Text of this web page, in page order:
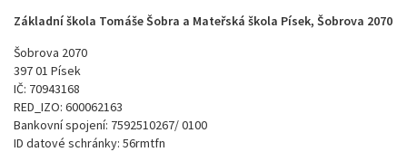
Základní škola Tomáše Šobra a Mateřská škola Písek, Šobrova 2070
Šobrova 2070
397 01 Písek
IČ: 70943168
RED_IZO: 600062163
Bankovní spojení: 7592510267/ 0100
ID datové schránky: 56rmtfn